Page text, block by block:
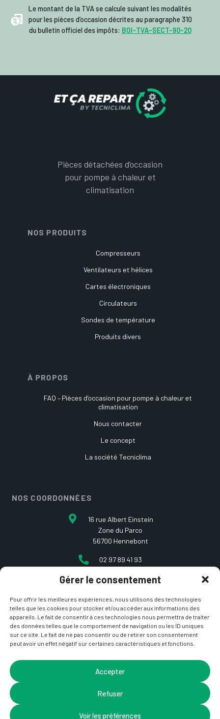
Gérer le consentement
Pour offrir les meilleures expériences, nous utilisons des technologies
telles que les cookies pour stocker et/ou accéder aux informations des
appareils. Le fait de consentir à ces technologies nous permettra de traiter
des données telles que le comportement de navigation ou les ID uniques
sur ce site. Le fait de ne pas consentir ou de retirer son consentement
peut avoir un effet négatif sur certaines caractéristiques et fonctions.
Accepter
Refuser
Voir les préférences
Le montant de la TVA se calcule suivant les modalités
pour les pièces d’occasion décrites au paragraphe 310
du bulletin officiel des impôts: BOI-TVA-SECT-90-20
Pièces détachées d’occasion
pour pompe à chaleur et
climatisation
NOS PRODUITS
Compresseurs
Ventilateurs et hélices
Cartes électroniques
Circulateurs
Sondes de température
Produits divers
À PROPOS
FAQ – Pièces d’occasion pour pompe à chaleur et
climatisation
Nous contacter
Le concept
La société Tecniclima
NOS COORDONNÉES
16 rue Albert Einstein
Zone du Parco
56700 Hennebont
02 97 89 41 93
contact@etcarepart.com
CGV– Site développé parLa Coquille Web– Design par
Nicotam